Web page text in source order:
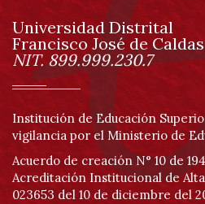
página
Información
Universidad Distrital
Francisco José de Caldas
NIT. 899.999.230.7
Institución de Educación
vigilancia por el Ministerio de
Acuerdo de creación N° 10 de
Acreditación Institucional de
023653 del 10 de diciembre del